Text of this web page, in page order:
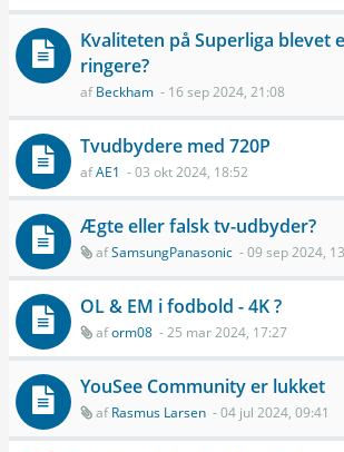
Kvaliteten på Superliga blevet
ringere?
afBeckham - 16 sep 2024, 21:08
Tvudbydere med 720P
afAE1 - 03 okt 2024, 18:52
Ægte eller falsk tv-udbyder?
afSamsungPanasonic - 09 sep 2024,
OL & EM i fodbold - 4K ?
aform08 - 25 mar 2024, 17:27
YouSee Community er lukket
afRasmus Larsen - 04 jul 2024, 09:41